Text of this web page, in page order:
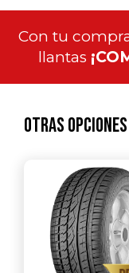
Con tu
llantas
Otras opciones